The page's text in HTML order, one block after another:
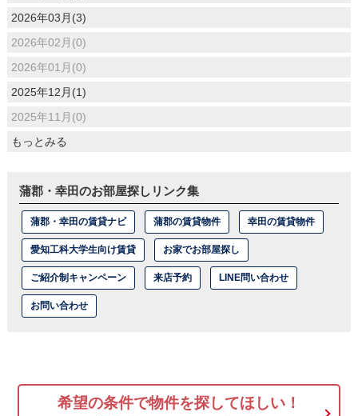
2026年03月(3)
2026年02月(0)
2026年01月(0)
2025年12月(1)
2025年11月(0)
もっとみる
蒲郡・幸田のお部屋探しリンク集
蒲郡・幸田の賃貸ナビ 蒲郡の賃貸物件 幸田の賃貸物件
愛知工科大学生向け賃貸 お家でお部屋探し
ご紹介制キャンペーン 来店予約 LINE問い合わせ
お問い合わせ
希望の条件で物件を探してほしい！